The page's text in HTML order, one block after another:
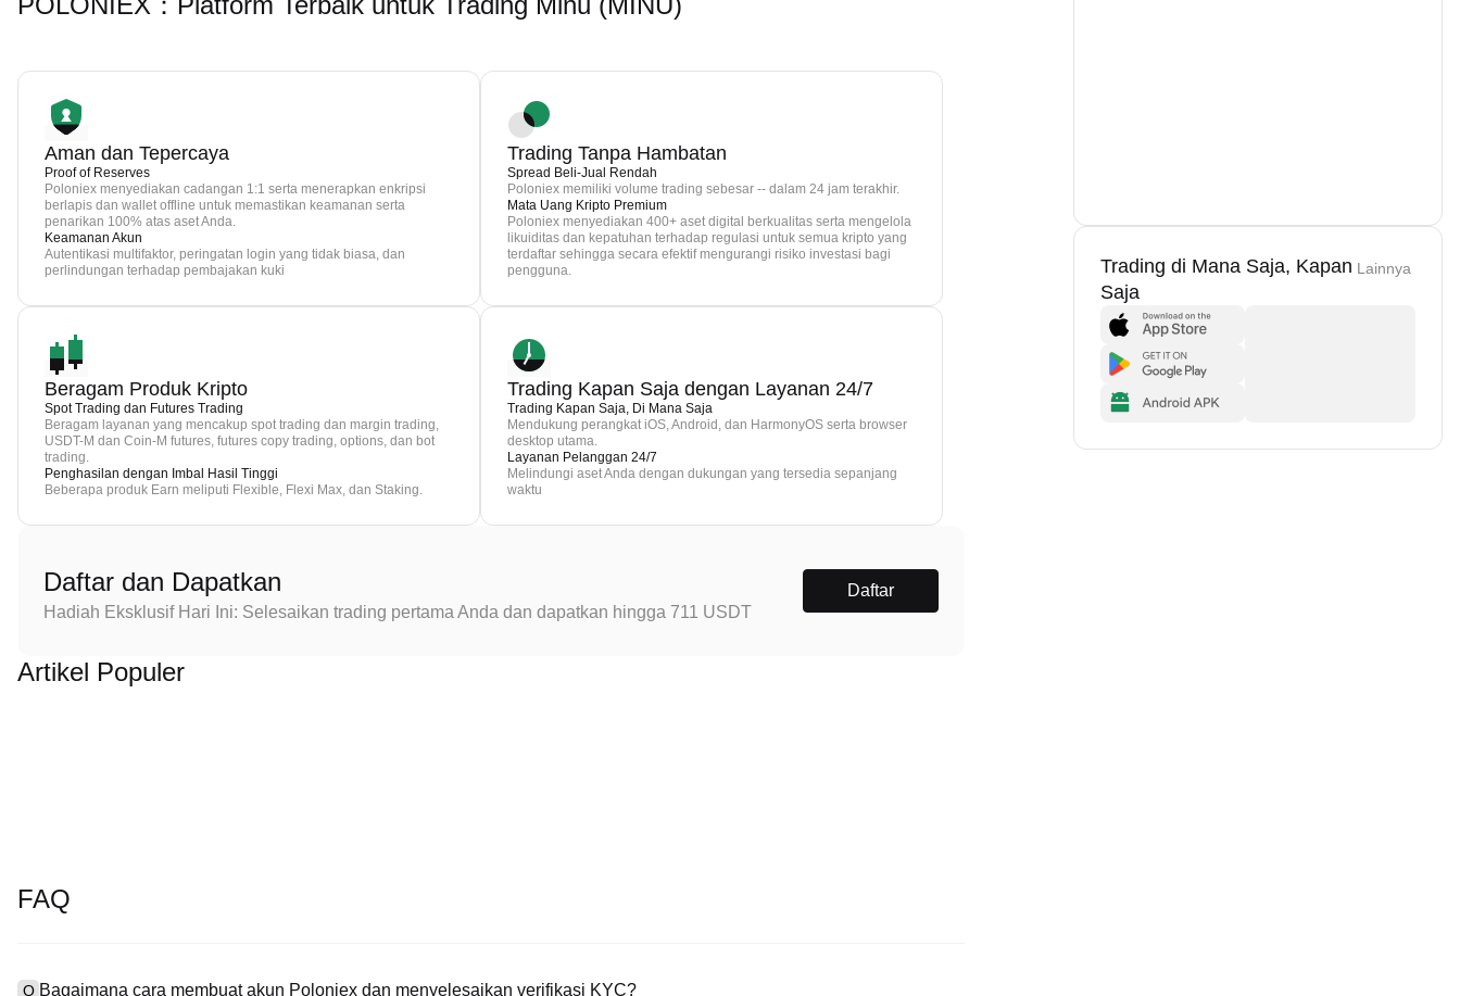
Aman dan Tepercaya
Proof of Reserves
Poloniex menyediakan cadangan 1:1 serta menerapkan enkripsi
berlapis dan wallet offline untuk memastikan keamanan serta
penarikan 100% atas aset Anda.
Keamanan Akun
Autentikasi multifaktor, peringatan login yang tidak biasa, dan
perlindungan terhadap pembajakan kuki
Trading Tanpa Hambatan
Spread Beli-Jual Rendah
Poloniex memiliki volume trading sebesar -- dalam 24 jam terakhir.
Mata Uang Kripto Premium
Poloniex menyediakan 400+ aset digital berkualitas serta mengelola
likuiditas dan kepatuhan terhadap regulasi untuk semua kripto yang
terdaftar sehingga secara efektif mengurangi risiko investasi bagi
pengguna.
Beragam Produk Kripto
Spot Trading dan Futures Trading
Beragam layanan yang mencakup spot trading dan margin trading,
USDT-M dan Coin-M futures, futures copy trading, options, dan bot
trading.
Penghasilan dengan Imbal Hasil Tinggi
Beberapa produk Earn meliputi Flexible, Flexi Max, dan Staking.
Trading Kapan Saja dengan Layanan 24/7
Trading Kapan Saja, Di Mana Saja
Mendukung perangkat iOS, Android, dan HarmonyOS serta browser
desktop utama.
Layanan Pelanggan 24/7
Melindungi aset Anda dengan dukungan yang tersedia sepanjang
waktu
Daftar dan Dapatkan
Hadiah Eksklusif Hari Ini: Selesaikan trading pertama Anda dan dapatkan hingga 711 USDT
Daftar
Artikel Populer
FAQ
Q Bagaimana cara membuat akun Poloniex dan menyelesaikan verifikasi KYC?
Trading di Mana Saja, Kapan
Saja
Lainnya